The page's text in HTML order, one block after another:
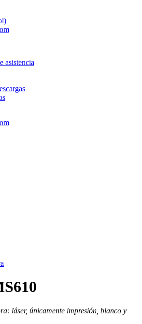
asistencia
láser, únicamente impresión, blanco y